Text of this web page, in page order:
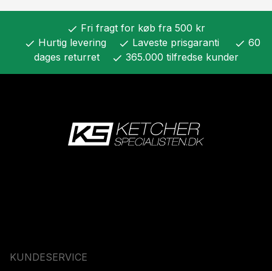
check Fri fragt for køb fra 500 kr
check Hurtig levering check Laveste prisgaranti check 60
dages returret
check 365.000 tilfredse kunder
KUNDESERVICE